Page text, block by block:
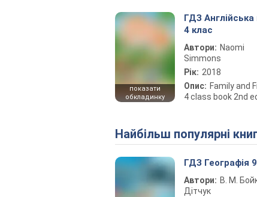
показати
обкладинку
ГДЗ
4 клас
Автори: Naomi
Simmons
Рік: 2018
Опис: Family and
4 class book 2nd
Найбільш популярні
ГДЗ Географія
Автори: В. М.
Дітчук